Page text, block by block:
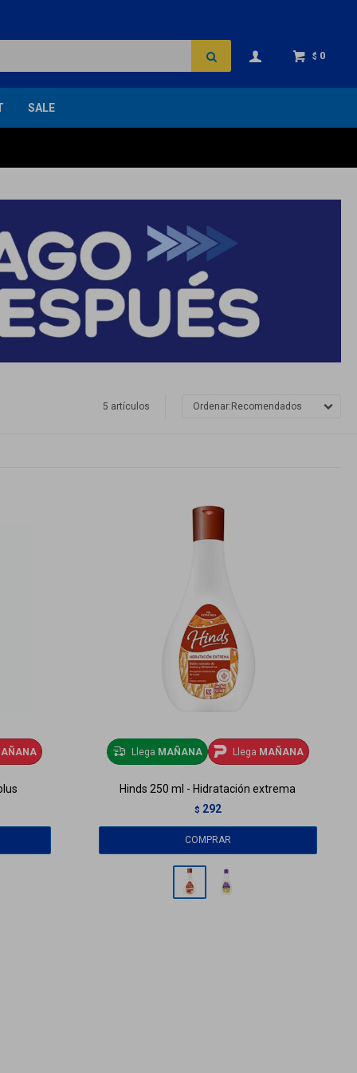
SALE
$ 0
5 artículos Recomendados
Llega MAÑANA Llega MAÑANA
Hinds 250 ml - Hidratación extrema
$ 292